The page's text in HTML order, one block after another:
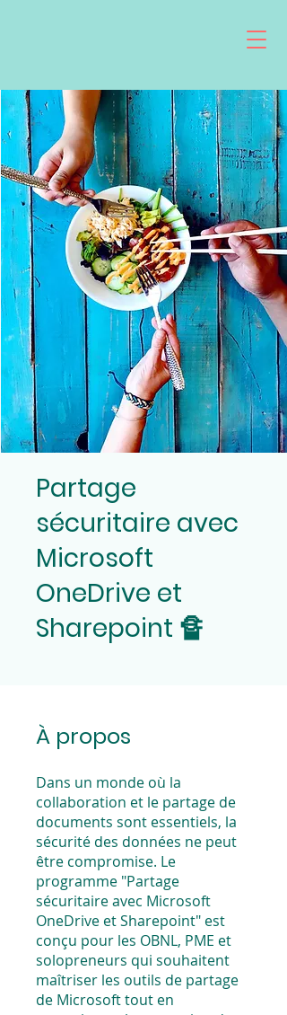
Partage
sécuritaire avec
Microsoft
OneDrive et
Sharepoint 🔏
À propos
Dans un monde où la
collaboration et le partage de
documents sont essentiels, la
sécurité des données ne peut
être compromise. Le
programme "Partage
sécuritaire avec Microsoft
OneDrive et Sharepoint" est
conçu pour les OBNL, PME et
solopreneurs qui souhaitent
maîtriser les outils de partage
de Microsoft tout en